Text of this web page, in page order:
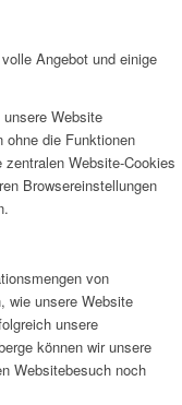
Angebot und einige
Website
die Funktionen
Website-Cookies
Browsereinstellungen
von
wie unsere Website
unsere
können wir unsere
Websitebesuch noch